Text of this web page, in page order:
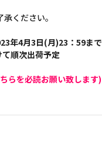
ください。
年4月3日(月)23：59まで
順次出荷予定
らを必読お願い致します)